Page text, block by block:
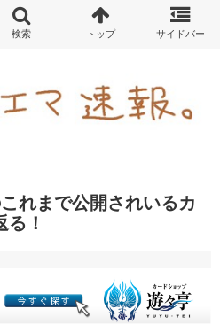
れまで公開されいるカ
！